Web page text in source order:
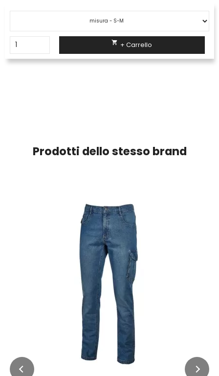
 + Carrello
Prodotti dello stesso brand